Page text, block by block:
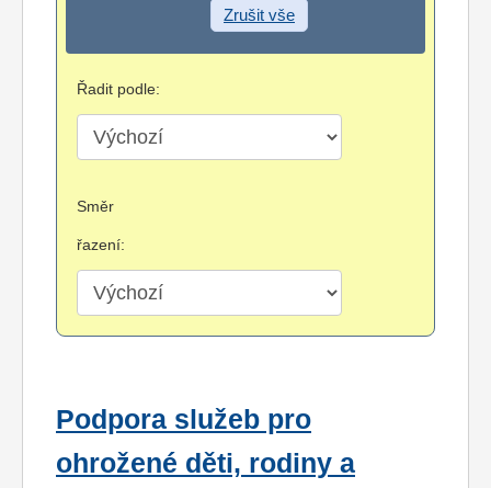
Zrušit vše
Řadit podle:
Směr
řazení:
Podpora služeb pro
ohrožené děti, rodiny a